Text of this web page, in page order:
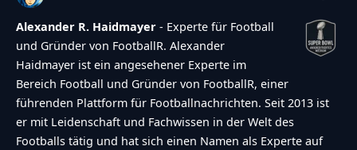
Alexander R. Haidmayer - Experte für Football
und Gründer von FootballR. Alexander
Haidmayer ist ein angesehener Experte im
Bereich Football und Gründer von FootballR, einer
führenden Plattform für Footballnachrichten. Seit 2013 ist
er mit Leidenschaft und Fachwissen in der Welt des
Footballs tätig und hat sich einen Namen als Experte auf